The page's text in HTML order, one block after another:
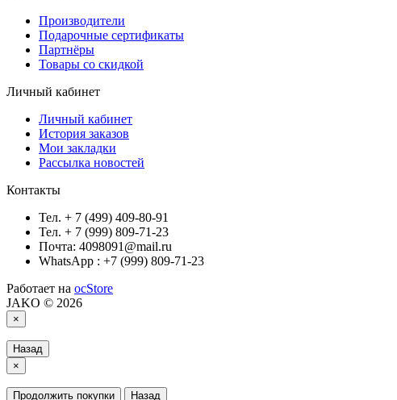
Производители
Подарочные сертификаты
Партнёры
Товары со скидкой
Личный кабинет
Личный кабинет
История заказов
Мои закладки
Рассылка новостей
Контакты
Тел. + 7 (499) 409-80-91
Тел. + 7 (999) 809-71-23
Почта: 4098091@mail.ru
WhatsApp : +7 (999) 809-71-23
Работает на ocStore
JAKO © 2026
×
Назад
×
Продолжить покупки Назад